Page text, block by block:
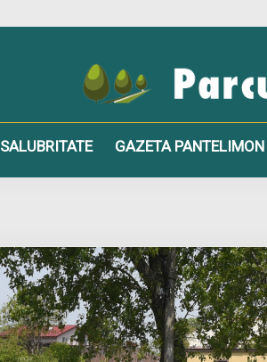
SALUBRITATE GAZETA PANTELIMON